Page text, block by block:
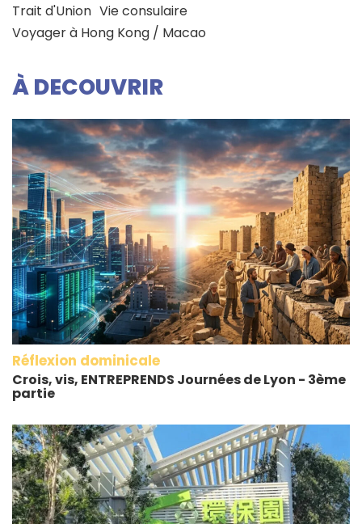
Trait d'Union Vie consulaire
Voyager à Hong Kong / Macao
À DECOUVRIR
Réflexion dominicale
Crois, vis, ENTREPRENDS Journées de Lyon - 3ème
partie